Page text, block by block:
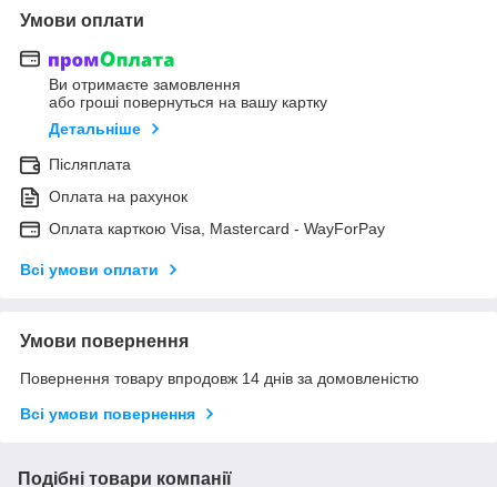
Умови оплати
Ви отримаєте замовлення
або гроші повернуться на вашу картку
Детальніше
Післяплата
Оплата на рахунок
Оплата карткою Visa, Mastercard - WayForPay
Всі умови оплати
Умови повернення
Повернення товару впродовж 14 днів за домовленістю
Всі умови повернення
Подібні товари компанії